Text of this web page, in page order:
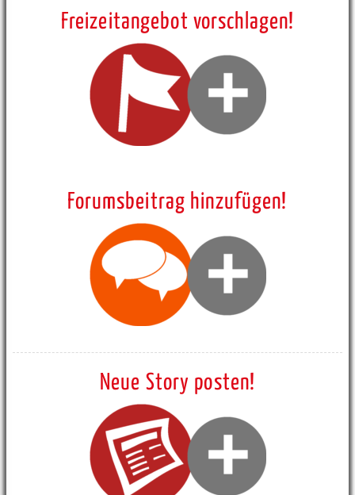
Freizeitangebot vorschlagen!
Forumsbeitrag hinzufügen!
Neue Story posten!